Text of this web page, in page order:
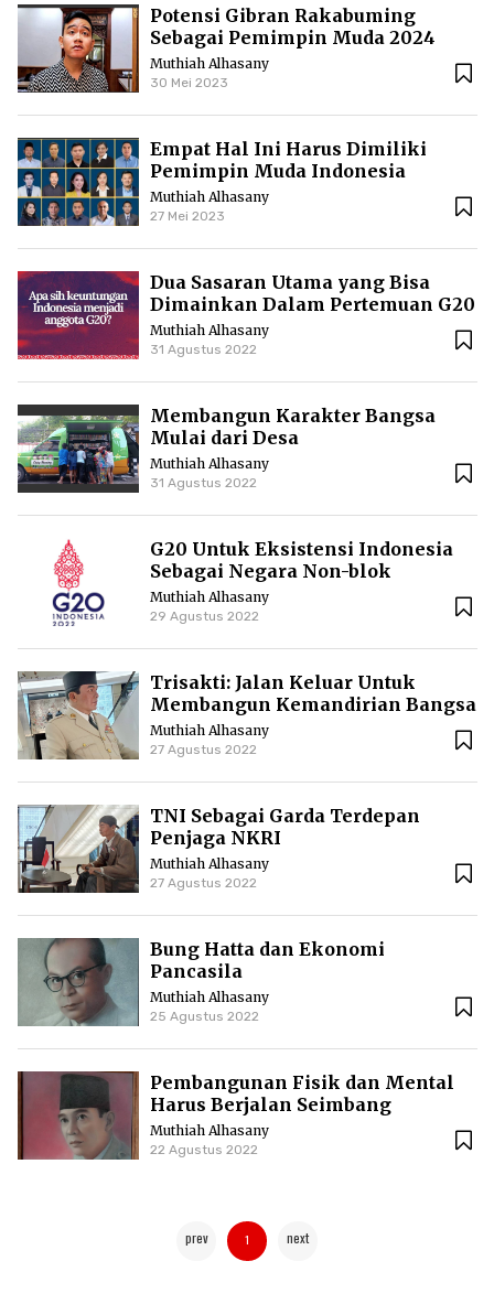
Potensi Gibran Rakabuming
Sebagai Pemimpin Muda 2024
Muthiah Alhasany
30 Mei 2023
Empat Hal Ini Harus Dimiliki
Pemimpin Muda Indonesia
Muthiah Alhasany
27 Mei 2023
Dua Sasaran Utama yang Bisa
Dimainkan Dalam Pertemuan G20
Muthiah Alhasany
31 Agustus 2022
Membangun Karakter Bangsa
Mulai dari Desa
Muthiah Alhasany
31 Agustus 2022
G20 Untuk Eksistensi Indonesia
Sebagai Negara Non-blok
Muthiah Alhasany
29 Agustus 2022
Trisakti: Jalan Keluar Untuk
Membangun Kemandirian Bangsa
Muthiah Alhasany
27 Agustus 2022
TNI Sebagai Garda Terdepan
Penjaga NKRI
Muthiah Alhasany
27 Agustus 2022
Bung Hatta dan Ekonomi
Pancasila
Muthiah Alhasany
25 Agustus 2022
Pembangunan Fisik dan Mental
Harus Berjalan Seimbang
Muthiah Alhasany
22 Agustus 2022
prev 1 next